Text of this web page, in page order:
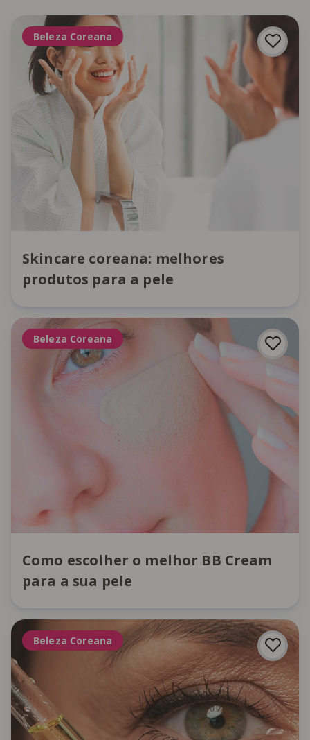
Beleza Coreana
Skincare coreana: melhores
produtos para a pele
Beleza Coreana
Como escolher o melhor BB Cream
para a sua pele
Beleza Coreana